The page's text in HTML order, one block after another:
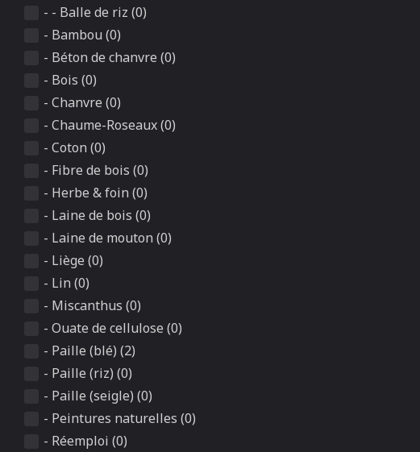
- - Balle de riz (0)
- Bambou (0)
- Béton de chanvre (0)
- Bois (0)
- Chanvre (0)
- Chaume-Roseaux (0)
- Coton (0)
- Fibre de bois (0)
- Herbe & foin (0)
- Laine de bois (0)
- Laine de mouton (0)
- Liège (0)
- Lin (0)
- Miscanthus (0)
- Ouate de cellulose (0)
- Paille (blé) (2)
- Paille (riz) (0)
- Paille (seigle) (0)
- Peintures naturelles (0)
- Réemploi (0)